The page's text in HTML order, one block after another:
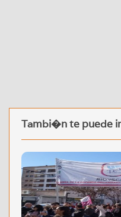
Tambi�n te puede